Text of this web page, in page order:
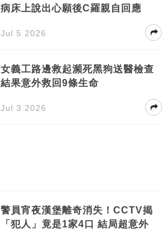
病床上說出心願後C羅親自回應
Jul 5 2026
女義工路邊救起瀕死黑狗送醫檢查
結果意外救回9條生命
Jul 3 2026
警員宵夜漢堡離奇消失！CCTV揭
「犯人」竟是1家4口 結局超意外